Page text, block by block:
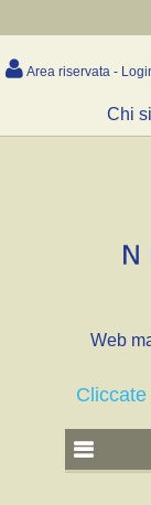
Area riservata -
Chi
Web
Cliccate